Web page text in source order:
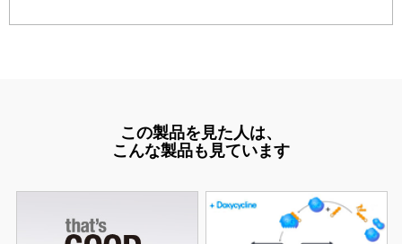
この製品を見た人は、
こんな製品も見ています